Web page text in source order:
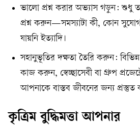
ভালো প্রশ্ন করার অভ্যাস গড়ুন: শুধু
প্রশ্ন করুন—সমস্যাটা কী, কোন
যায়নি ইত্যাদি।
সহানুভূতির দক্ষতা তৈরি করুন:
কাজ করুন, স্বেচ্ছাসেবী বা গ্রুপ
আপনাকে বাস্তব জীবনের জন্য প্রস্তুত
কৃত্রিম বুদ্ধিমত্তা আপনার